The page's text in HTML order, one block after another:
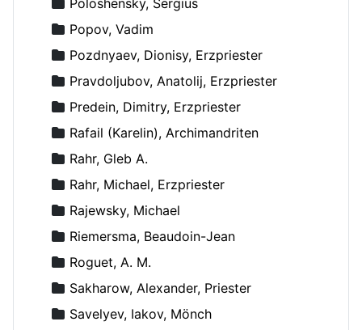
Popov, Vadim
Pozdnyaev, Dionisy, Erzpriester
Pravdoljubov, Anatolij, Erzpriester
Predein, Dimitry, Erzpriester
Rafail (Karelin), Archimandriten
Rahr, Gleb A.
Rahr, Michael, Erzpriester
Rajewsky, Michael
Riemersma, Beaudoin-Jean
Roguet, A. M.
Sakharow, Alexander, Priester
Savelyev, Iakov, Mönch